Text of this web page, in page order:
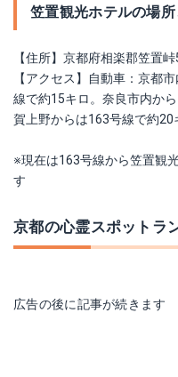
笠置観光ホテルの場
【住所】京都府相楽郡笠置峠
【アクセス】自動車：京都
線で約15キロ。奈良市内か
賀上野からは163号線で約20
※現在は163号線から笠置観
す
京都の心霊スポットラ
広告の後に記事が続きます